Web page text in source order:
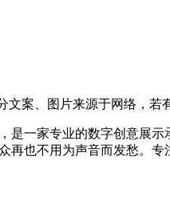
文案、图片来源于网络，若
一家专业的数字创意展
也不用为声音而发愁。